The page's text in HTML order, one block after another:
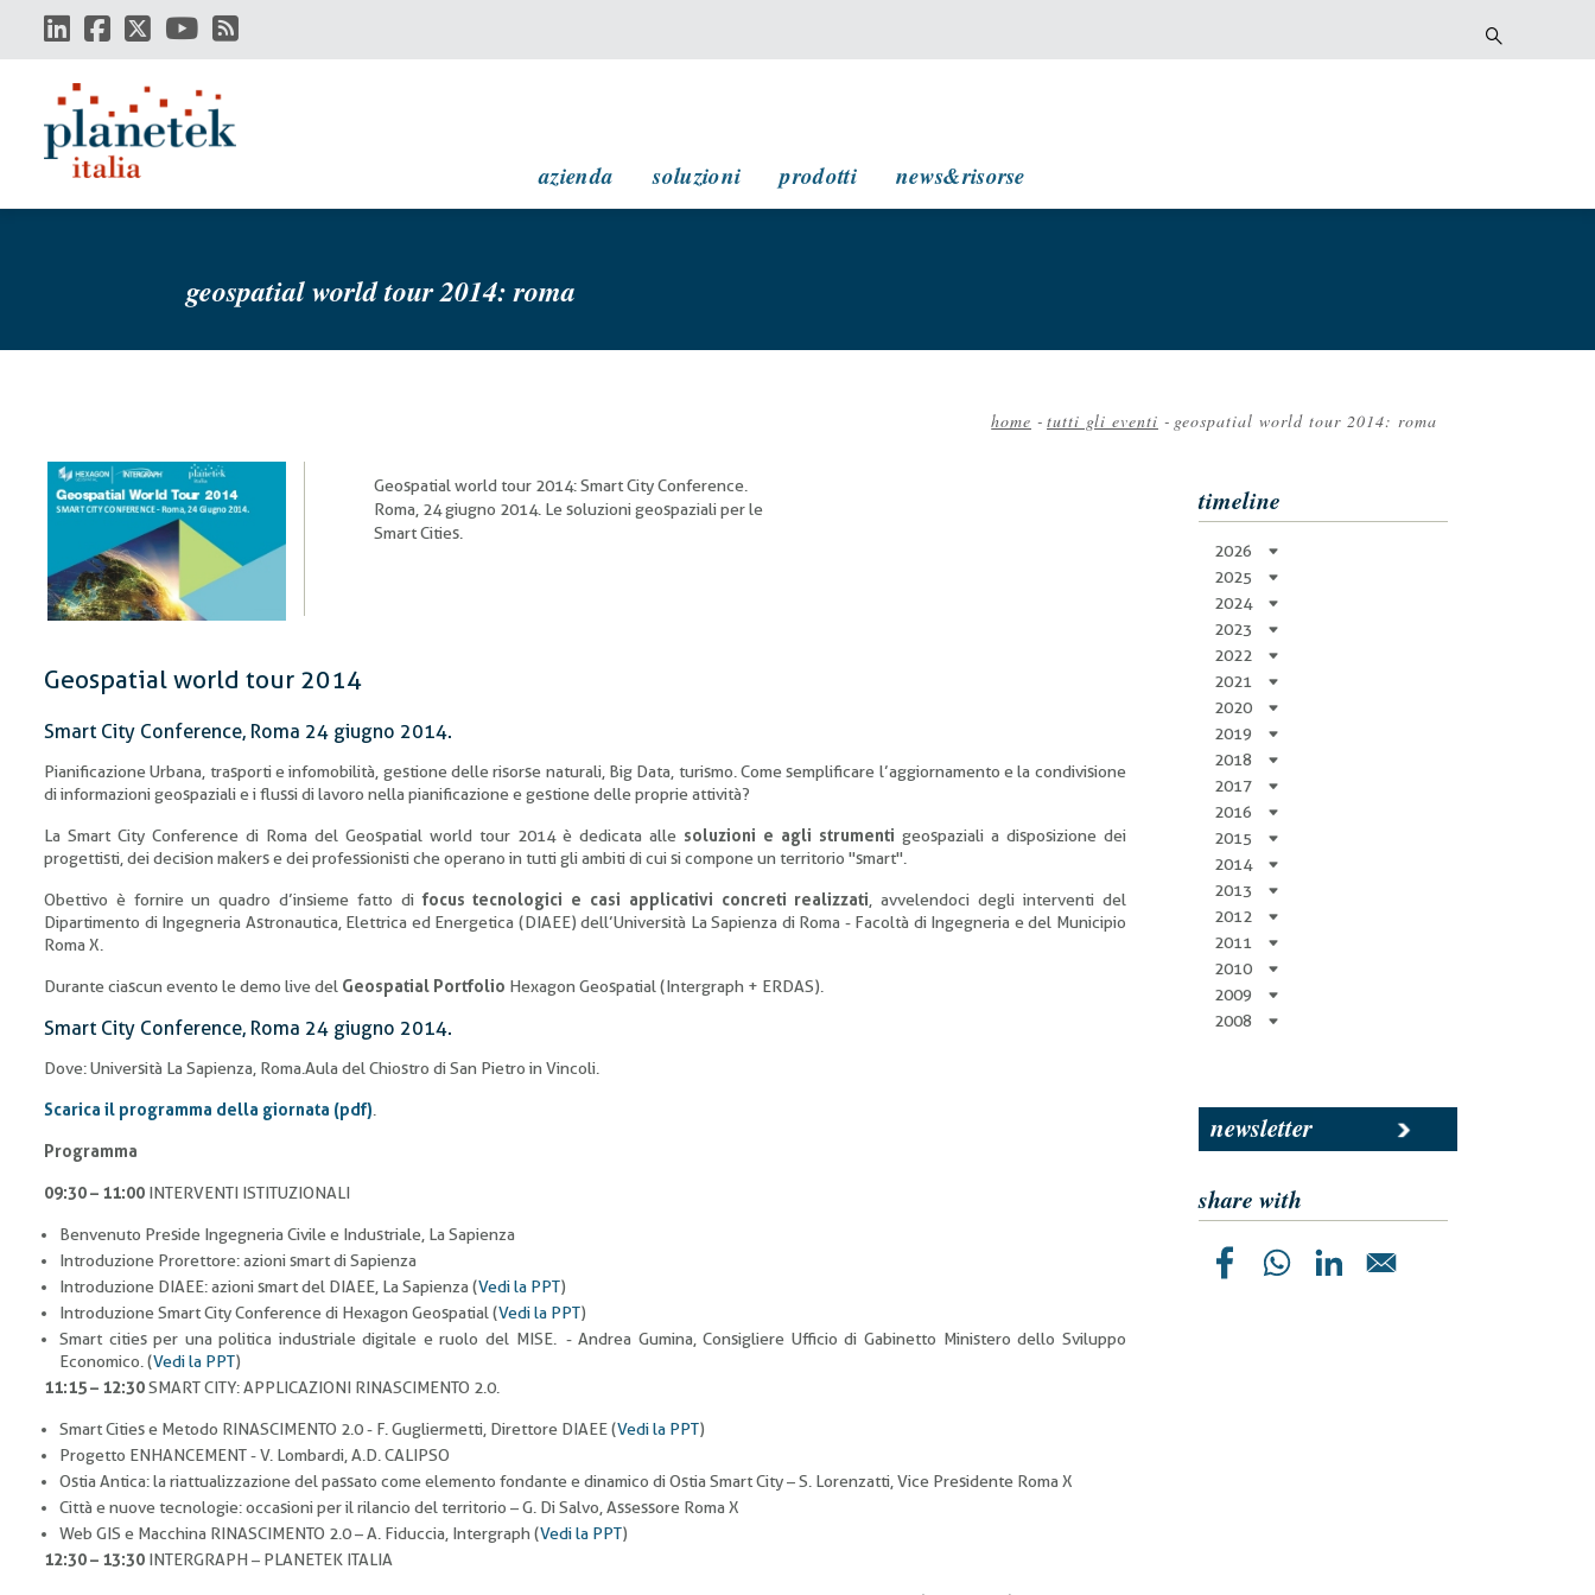
contenuto
azienda soluzioni prodotti news&risorse
geospatial world tour 2014: roma
home - tutti gli eventi - geospatial world tour 2014: roma
Geospatial world tour 2014: Smart City Conference.
Roma, 24 giugno 2014. Le soluzioni geospaziali per le
Smart Cities.
Geospatial world tour 2014
Smart City Conference, Roma 24 giugno 2014.
Pianificazione Urbana, trasporti e infomobilità, gestione delle risorse naturali, Big Data, turismo. Come semplificare l’aggiornamento e la condivisione
di informazioni geospaziali e i flussi di lavoro nella pianificazione e gestione delle proprie attività?
La Smart City Conference di Roma del Geospatial world tour 2014 è dedicata alle soluzioni e agli strumenti geospaziali a disposizione dei
progettisti, dei decision makers e dei professionisti che operano in tutti gli ambiti di cui si compone un territorio "smart".
Obettivo è fornire un quadro d’insieme fatto difocus tecnologici e casi applicativi concreti realizzati , avvelendoci degli interventi del
Dipartimento di Ingegneria Astronautica, Elettrica ed Energetica (DIAEE) dell’Università La Sapienza di Roma - Facoltà di Ingegneria e del Municipio
Roma X.
Durante ciascun evento le demo live del Geospatial Portfolio Hexagon Geospatial (Intergraph + ERDAS).
Smart City Conference, Roma 24 giugno 2014.
Dove: Università La Sapienza, Roma. Aula del Chiostro di San Pietro in Vincoli.
Scarica il programma della giornata (pdf)
Programma
09:30 – 11:00 INTERVENTI ISTITUZIONALI
Benvenuto Preside Ingegneria Civile e Industriale, La Sapienza
Introduzione Prorettore: azioni smart di Sapienza
Introduzione DIAEE: azioni smart del DIAEE, La Sapienza (Vedi la PPT)
Introduzione Smart City Conference di Hexagon Geospatial (Vedi la PPT)
Smart cities per una politica industriale digitale e ruolo del MISE. - Andrea Gumina, Consigliere Ufficio di Gabinetto Ministero dello Sviluppo
Economico. (Vedi la PPT)
11:15 – 12:30SMART CITY: APPLICAZIONI RINASCIMENTO 2.0.
Smart Cities e Metodo RINASCIMENTO 2.0 - F. Gugliermetti, Direttore DIAEE (Vedi la PPT)
Progetto ENHANCEMENT - V. Lombardi, A.D. CALIPSO
Ostia Antica: la riattualizzazione del passato come elemento fondante e dinamico di Ostia Smart City – S. Lorenzatti, Vice Presidente Roma X
Città e nuove tecnologie: occasioni per il rilancio del territorio – G. Di Salvo, Assessore Roma X
Web GIS e Macchina RINASCIMENTO 2.0 – A. Fiduccia, Intergraph (Vedi la PPT)
12:30 – 13:30 INTERGRAPH – PLANETEK ITALIA
timeline
2026
2025
2024
2023
2022
2021
2020
2019
2018
2017
2016
2015
2014
2013
2012
2011
2010
2009
2008
newsletter
share with